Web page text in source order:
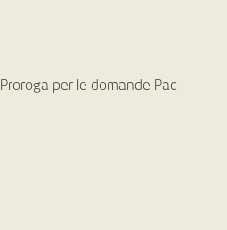
Proroga per le domande Pac